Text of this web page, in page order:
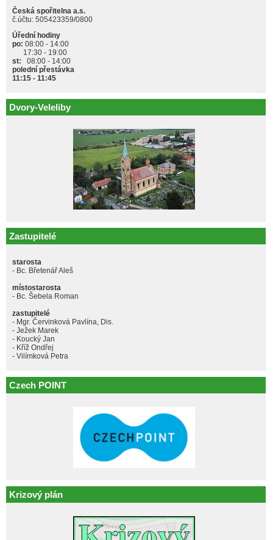
Česká spořitelna a.s.
č.účtu: 505423359/0800
Úřední hodiny
po: 08:00 - 14:00
17:30 - 19:00
st: 08:00 - 14:00
polední přestávka
11:15 - 11:45
Dvory-Veleliby
Zastupitelé
starosta
- Bc. Břetenář Aleš
místostarosta
- Bc. Šebela Roman
zastupitelé
- Mgr. Červinková Pavlína, Dis.
- Ježek Marek
- Koucký Jan
- Kříž Ondřej
- Vilímková Petra
Czech POINT
Krizový plán